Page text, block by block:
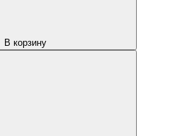
В корзину